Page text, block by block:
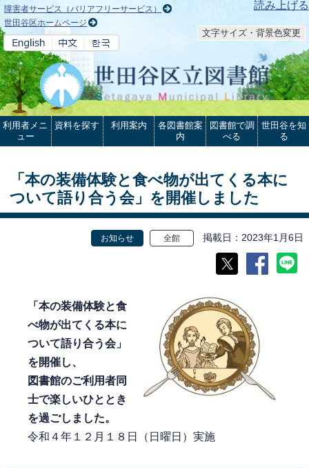
本文へ 読み上げる
障害者サービス（バリアフリーサービス）
世田谷区ホームページ
文字サイズ・背景色変更
利用者メニ
ュー
資料を探す 利用案内
各図書館案
内
図書館で調
べる
世田谷を知
る
「本の装備体験と食べ物が出てくる本に
ついて語り合う会」を開催しました
お知らせ 全館 掲載日 2023年1月6日
「本の装備体験と食
べ物が出てくる本に
ついて語り合う会」
を開催し、
図書館のご利用者同
士で楽しいひととき
を過ごしました。
令和４年１２月１８日（日曜日）実施